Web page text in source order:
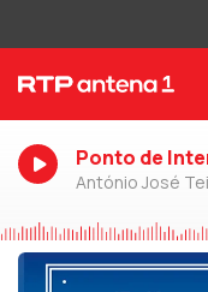
Ponto de
António José